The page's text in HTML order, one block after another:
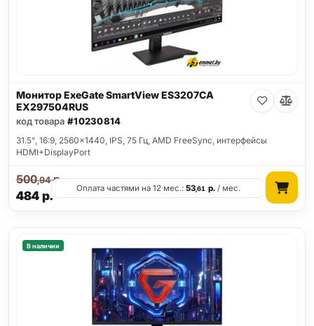
Монитор ExeGate SmartView ES3207CA
EX297504RUS
код товара #10230814
31.5", 16:9, 2560x1440, IPS, 75 Гц, AMD FreeSync, интерфейсы
HDMI+DisplayPort
484р.
500,94р.
Оплата частями на 12 мес.:53,61 р./ мес.
В наличии